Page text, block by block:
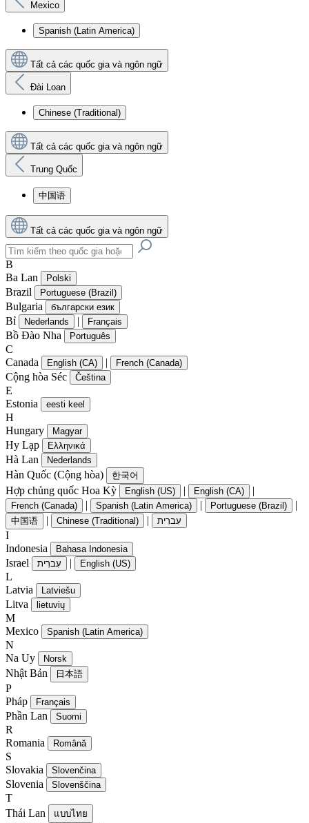
Mexico
Spanish (Latin America)
Tất cả các quốc gia và ngôn ngữ
Đài Loan
Chinese (Traditional)
Tất cả các quốc gia và ngôn ngữ
Trung Quốc
中国语
Tất cả các quốc gia và ngôn ngữ
B
Ba Lan
Polski
Brazil Portuguese (Brazil)
Bulgaria български език
Bỉ Nederlands | Français
Bồ Đào Nha Português
C
Canada
English (CA) | French (Canada)
Cộng hòa Séc Čeština
E
Estonia
eesti keel
H
Hungary
Magyar
Hy Lạp Ελληνικά
Hà Lan Nederlands
Hàn Quốc (Cộng hòa) 한국어
Hợp chủng quốc Hoa Kỳ English (US) | English (CA) |
French (Canada) | Spanish (Latin America) | Portuguese (Brazil) |
中国语 | Chinese (Traditional) | עִברִית
I
Indonesia
Bahasa Indonesia
Israel עִברִית | English (US)
L
Latvia
Latviešu
Litva lietuvių
M
Mexico
Spanish (Latin America)
N
Na Uy
Norsk
Nhật Bản 日本語
P
Pháp
Français
Phần Lan Suomi
R
Romania
Română
S
Slovakia
Slovenčina
Slovenia Slovenščina
T
Thái Lan
แบบไทย